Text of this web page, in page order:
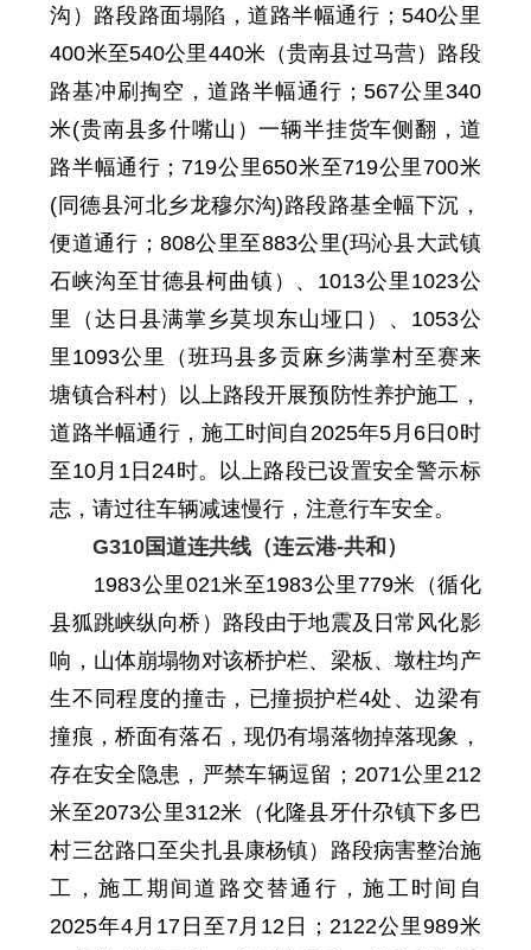
沟）路段路面塌陷，道路半幅通行 ； 540公里
400米至540公里440米（贵南县过马营）路段
路基冲刷掏空，道路半幅通行； 567公里340
米(贵南县多什嘴山）一辆半挂货车侧翻 ， 道
路半幅通行； 719公里650米至719公里700米
(同德县河北乡龙穆尔沟)路段路基全幅下沉，
便道通行； 808公里至883公里(玛沁县大武镇
石峡沟至甘德县柯曲镇）、1013公里 1023公
里
（达日县满掌乡莫坝东山垭口）、1053公
里 1093公里
（班玛县多贡麻乡满掌村至赛来
塘镇合科村）以上路段开展预防性养护施工，
道路半幅通行，施工时间自 2025年5月6日0时
至10月1日24时。
以上路段已设置安全警示标
志，请过往车辆减速慢行，注意行车安全。
G310国道连共线（连云港-共和）
1983公里021米至1983公里779米（循化
县狐跳峡纵向桥）路段由于地震及日常风化影
响，山体崩塌物对该桥护栏、梁板、墩柱均产
生不同程度的撞击，已撞损护栏4处、边梁有
撞痕，桥面有落石，现仍有塌落物掉落现象 ，
存在安全隐患， 严禁车辆逗留； 2071公里 212
米至2073公里312米 （化隆县牙什尕镇下多巴
村三岔路口至尖扎县康杨镇）路段病害整治施
工，施工期间道路交替通行，施工时间自
2025年4月17日至7月12日 ； 2122公里989米